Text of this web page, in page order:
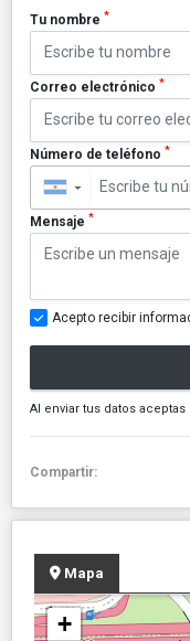
Tu nombre *
Correo electrónico *
Número de teléfono *
▼
Mensaje *
Acepto recibir
Al enviar tus datos aceptas
Compartir:
Mapa
+